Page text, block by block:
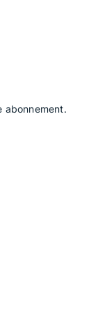
abonnement.